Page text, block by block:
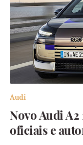
Audi
Novo Audi
oficiais e